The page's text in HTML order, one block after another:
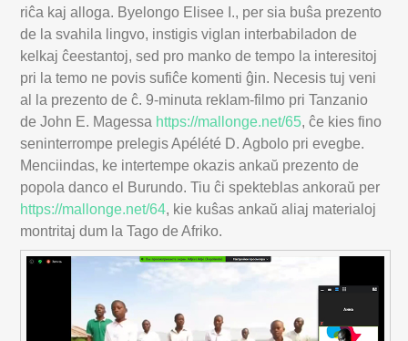
riĉa kaj alloga. Byelongo Elisee I., per sia buŝa prezento
de la svahila lingvo, instigis viglan interbabiladon de
kelkaj ĉeestantoj, sed pro manko de tempo la interesitoj
pri la temo ne povis sufiĉe komenti ĝin. Necesis tuj veni
al la prezento de ĉ. 9-minuta reklam-filmo pri Tanzanio
de John E. Magessa https://mallonge.net/65, ĉe kies fino
seninterrompe prelegis Apélété D. Agbolo pri evegbe.
Menciindas, ke intertempe okazis ankaŭ prezento de
popola danco el Burundo. Tiu ĉi spekteblas ankoraŭ per
https://mallonge.net/64, kie kuŝas ankaŭ aliaj materialoj
montritaj dum la Tago de Afriko.